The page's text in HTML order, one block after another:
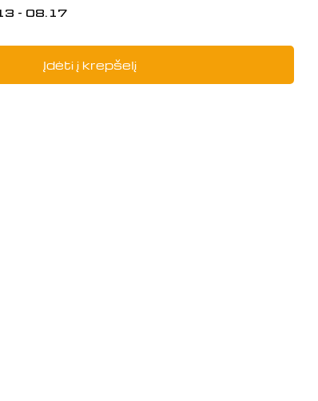
- 08.17
WATER TUBE, 161740013-
WATER TUBE, 161740013-
Įdėti į krepšelį